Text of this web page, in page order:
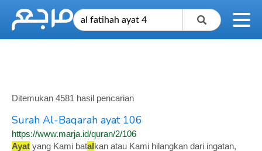
Ditemukan 4581 hasil pencarian
Surah Al-Baqarah ayat 106
https://www.marja.id/quran/2/106
Ayat yang Kami batalkan atau Kami hilangkan dari ingatan,